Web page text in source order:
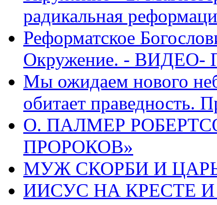
радикальная
Реформатское
Окружение. - ВИДЕО-
Мы ожидаем нового
обитает праведность.
О. ПАЛМЕР
ПРОРОКОВ»
МУЖ СКОРБИ И ЦАРЬ
ИИСУС НА КРЕСТЕ